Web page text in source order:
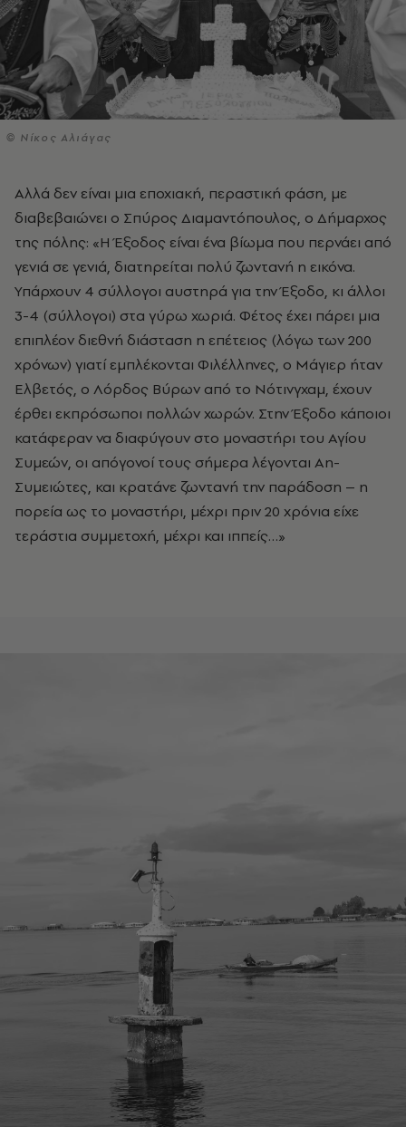
© Νίκος Αλιάγας
Αλλά δεν είναι μια εποχιακή, περαστική φάση, με
διαβεβαιώνει ο Σπύρος Διαμαντόπουλος, ο Δήμαρχος
της πόλης: «Η Έξοδος είναι ένα βίωμα που περνάει από
γενιά σε γενιά, διατηρείται πολύ ζωντανή η εικόνα.
Υπάρχουν 4 σύλλογοι αυστηρά για την Έξοδο, κι άλλοι
3-4 (σύλλογοι) στα γύρω χωριά. Φέτος έχει πάρει μια
επιπλέον διεθνή διάσταση η επέτειος (λόγω των 200
χρόνων) γιατί εμπλέκονται Φιλέλληνες, ο Μάγιερ ήταν
Ελβετός, ο Λόρδος Βύρων από το Νότινγχαμ, έχουν
έρθει εκπρόσωποι πολλών χωρών. Στην Έξοδο κάποιοι
κατάφεραν να διαφύγουν στο μοναστήρι του Αγίου
Συμεών, οι απόγονοί τους σήμερα λέγονται Αη-
Συμειώτες, και κρατάνε ζωντανή την παράδοση – η
πορεία ως το μοναστήρι, μέχρι πριν 20 χρόνια είχε
τεράστια συμμετοχή, μέχρι και ιππείς…»